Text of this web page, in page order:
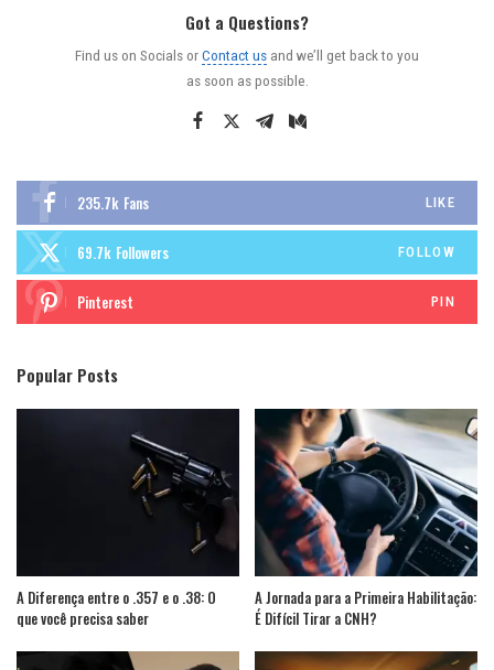
Got a Questions?
Find us on Socials orContact us and we’ll get back to you
as soon as possible.
235.7k Fans LIKE
69.7k Followers FOLLOW
Pinterest PIN
Popular Posts
A Diferença entre o .357 e o .38: O
que você precisa saber
A Jornada para a Primeira Habilitação:
É Difícil Tirar a CNH?